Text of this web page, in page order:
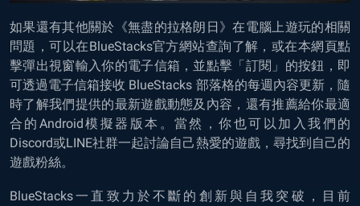
如果還有其他關於《無盡的拉格朗日》在電腦上遊玩的相關
問題，可以在BlueStacks官方網站查詢了解，或在本網頁點
擊彈出視窗輸入你的電子信箱，並點擊「訂閱」的按鈕，即
可透過電子信箱接收 BlueStacks 部落格的每週內容更新，隨
時了解我們提供的最新遊戲動態及內容，還有推薦給你最適
合的Android模擬器版本。當然，你也可以加入我們的
Discord或LINE社群一起討論自己熱愛的遊戲，尋找到自己的
遊戲粉絲。
BlueStacks一直致力於不斷的創新與自我突破，目前